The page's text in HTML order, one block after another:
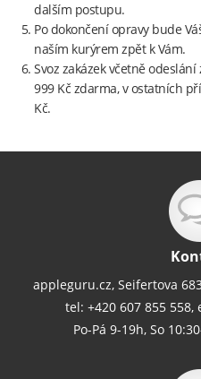
dalším postupu.
Po dokončení opravy bude
naším kurýrem zpět k Vám.
Svoz zakázek včetně
999 Kč zdarma, v ostatních
Kč.
appleguru.cz, Seifertova
tel: +420 607 855 558,
Po-Pá 9-19h, So